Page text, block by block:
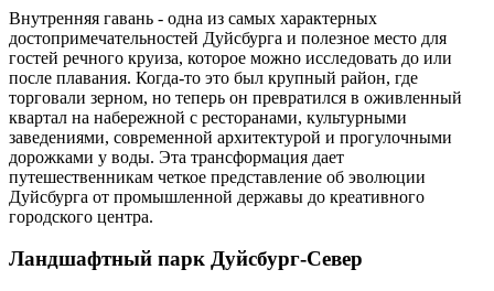
Внутренняя гавань - одна из самых характерных
достопримечательностей Дуйсбурга и полезное место для
гостей речного круиза, которое можно исследовать до или
после плавания. Когда-то это был крупный район, где
торговали зерном, но теперь он превратился в оживленный
квартал на набережной с ресторанами, культурными
заведениями, современной архитектурой и прогулочными
дорожками у воды. Эта трансформация дает
путешественникам четкое представление об эволюции
Дуйсбурга от промышленной державы до креативного
городского центра.
Ландшафтный парк Дуйсбург-Север